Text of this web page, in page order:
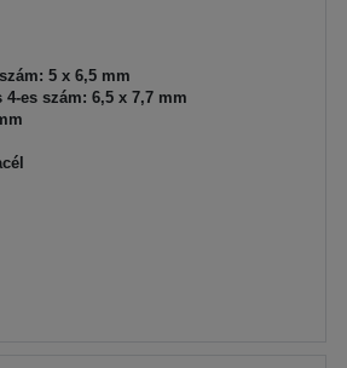
5 x 6,5 mm
4-es szám: 6,5 x 7,7 mm